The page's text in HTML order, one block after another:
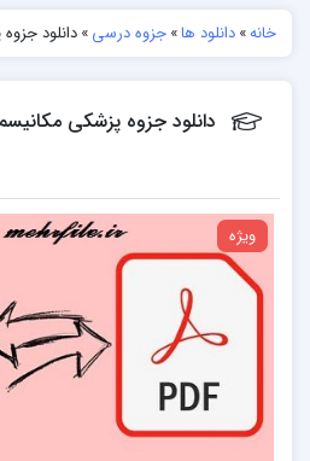
خانه»دانلود ها»جزوه درسی»دانلود
دانلود جزوه پزشکی
ویژه